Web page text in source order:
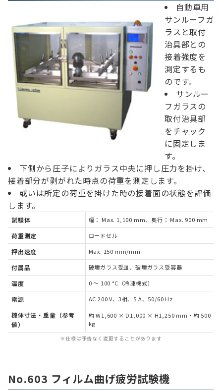
自動車用
サンルーフガ
ラスと取付
治具部との
接着強度を
測定するも
のです。
サンルー
フガラスの
取付治具部
をチャック
に固定しま
す。
下側から圧子によりガラス中央に押し圧力を掛け、
接着部分が剥がれた時点の荷重を測定します。
或いは所定の荷重を掛けた時の接着面の状態を評価
します。
試験体 幅： Max. 1,100 mm、奥行： Max. 900 mm
荷重測定 ロードセル
押出速度 Max. 150 mm/min
付属品 破壊ガラス受皿、破壊ガラス受容器
温度 0 ～ 100 °C（冷凍機式）
電源 AC 200 V、3相、5 A、50/60 Hz
機体寸法・重量（参考
値）
約 W1,600 × D1,000 × H1,250 mm・約 500
kg
※仕様は予告なく変更することがあります
No.603 フィルム曲げ疲労試験機